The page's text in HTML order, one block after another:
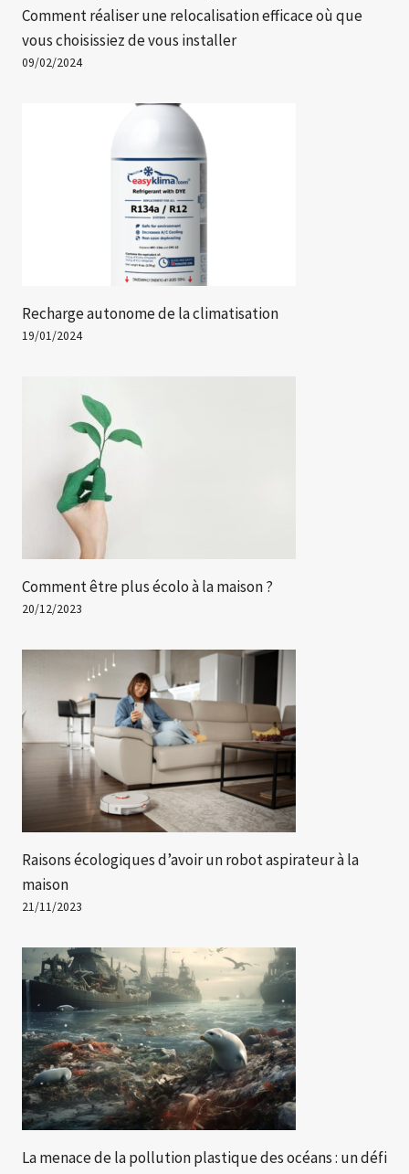
Comment réaliser une relocalisation efficace où que
vous choisissiez de vous installer
09/02/2024
Recharge autonome de la climatisation
19/01/2024
Comment être plus écolo à la maison ?
20/12/2023
Raisons écologiques d’avoir un robot aspirateur à la
maison
21/11/2023
La menace de la pollution plastique des océans : un défi